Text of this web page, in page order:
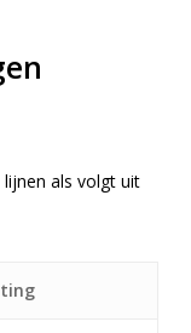
als volgt uit